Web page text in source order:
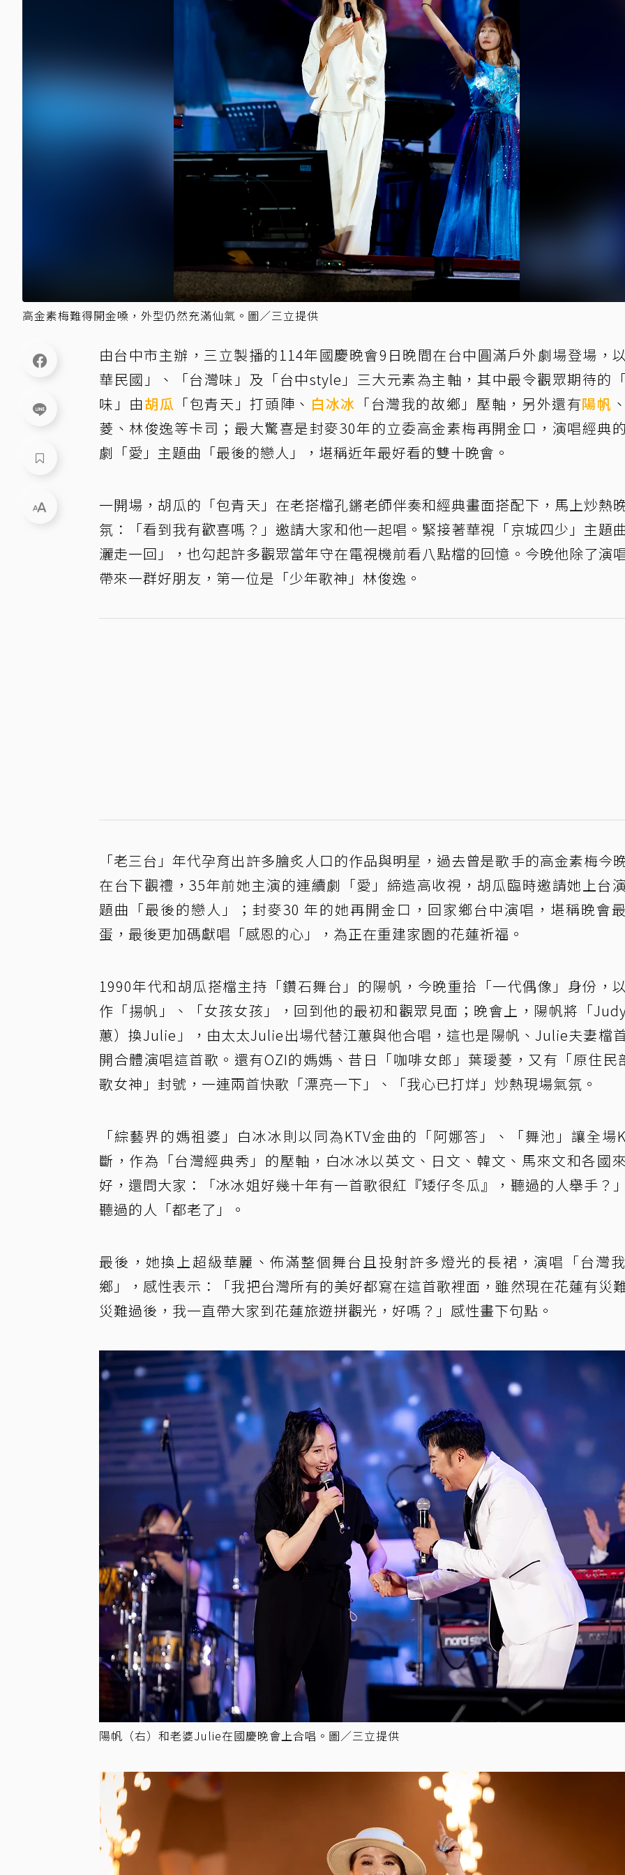
高金素梅難得開金嗓，外型仍然充滿仙氣。圖／三立提供
由台中市主辦，三立製播的114年國慶晚會9日晚間在台中圓滿戶外劇場登場，
華民國」、「台灣味」及「台中style」三大元素為主軸，其中最令觀眾期待的
味」由胡瓜 「包青天」打頭陣、 白冰冰 「台灣我的故鄉」壓軸，另外還有陽帆
菱、林俊逸等卡司；最大驚喜是封麥30年的立委高金素梅再開金口，演唱經典
劇「愛」主題曲「最後的戀人」，堪稱近年最好看的雙十晚會。
一開場，胡瓜的「包青天」在老搭檔孔鏘老師伴奏和經典畫面搭配下，馬上炒熱
氛：「看到我有歡喜嗎？」邀請大家和他一起唱。緊接著華視「京城四少」主題
灑走一回」，也勾起許多觀眾當年守在電視機前看八點檔的回憶。今晚他除了演
帶來一群好朋友，第一位是「少年歌神」林俊逸。
「老三台」年代孕育出許多膾炙人口的作品與明星，過去曾是歌手的高金素梅今
在台下觀禮，35年前她主演的連續劇「愛」締造高收視，胡瓜臨時邀請她上台
題曲「最後的戀人」；封麥30 年的她再開金口，回家鄉台中演唱，堪稱晚會
蛋，最後更加碼獻唱「感恩的心」，為正在重建家園的花蓮祈福。
1990年代和胡瓜搭檔主持「鑽石舞台」的陽帆，今晚重拾「一代偶像」身份，
作「揚帆」、「女孩女孩」，回到他的最初和觀眾見面；晚會上，陽帆將「
蕙）換Julie」，由太太Julie出場代替江蕙與他合唱，這也是陽帆、Julie夫妻檔
開合體演唱這首歌。還有OZI的媽媽、昔日「咖啡女郎」葉璦菱，又有「原住民
歌女神」封號，一連兩首快歌「漂亮一下」、「我心已打烊」炒熱現場氣氛。
「綜藝界的媽祖婆」白冰冰則以同為KTV金曲的「阿娜答」、「舞池」讓全場
斷，作為「台灣經典秀」的壓軸，白冰冰以英文、日文、韓文、馬來文和各國
好，還問大家：「冰冰姐好幾十年有一首歌很紅『矮仔冬瓜』，聽過的人舉手？
聽過的人「都老了」。
最後，她換上超級華麗、佈滿整個舞台且投射許多燈光的長裙，演唱「台灣
鄉」，感性表示：「我把台灣所有的美好都寫在這首歌裡面，雖然現在花蓮有災
災難過後，我一直帶大家到花蓮旅遊拼觀光，好嗎？」感性畫下句點。
陽帆（右）和老婆Julie在國慶晚會上合唱。圖／三立提供